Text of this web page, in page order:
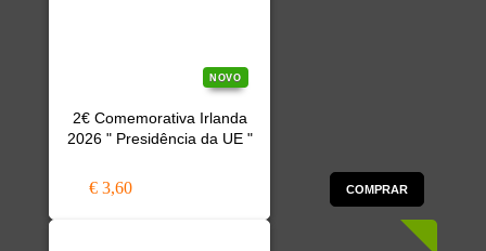
NOVO
2€ Comemorativa Irlanda
2026 " Presidência da UE "
€ 3,60 COMPRAR